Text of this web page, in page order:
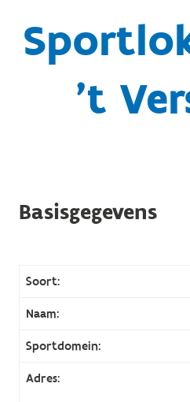
't
Basisgegevens
Soort:
Naam:
Sportdomein:
Adres: